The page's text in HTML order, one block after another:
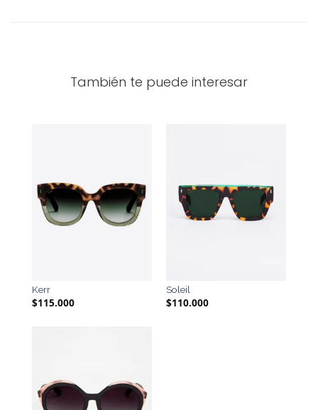
También te puede interesar
Kerr
$115.000
Soleil
$110.000